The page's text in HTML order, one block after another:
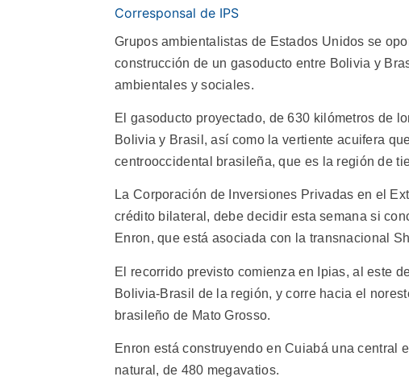
Corresponsal de IPS
Grupos ambientalistas de Estados Unidos se
construcción de un gasoducto entre Bolivia y
ambientales y sociales.
El gasoducto proyectado, de 630 kilómetros de
Bolivia y Brasil, así como la vertiente acuifera
centrooccidental brasileña, que es la región de
La Corporación de Inversiones Privadas en el
crédito bilateral, debe decidir esta semana si
Enron, que está asociada con la transnacional
El recorrido previsto comienza en Ipias, al este
Bolivia-Brasil de la región, y corre hacia el
brasileño de Mato Grosso.
Enron está construyendo en Cuiabá una central
natural, de 480 megavatios.